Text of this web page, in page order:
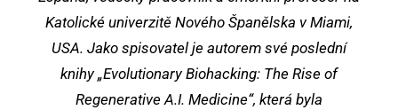
Katolické univerzitě Nového Španělska v Miami,
USA. Jako spisovatel je autorem své poslední
knihy „Evolutionary Biohacking: The Rise of
Regenerative A.I. Medicine“, která byla